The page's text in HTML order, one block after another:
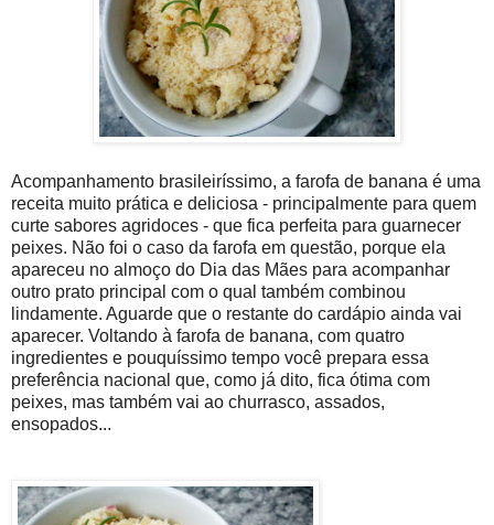
Acompanhamento brasileiríssimo, a farofa de banana é uma
receita muito prática e deliciosa - principalmente para quem
curte sabores agridoces - que fica perfeita para guarnecer
peixes. Não foi o caso da farofa em questão, porque ela
apareceu no almoço do Dia das Mães para acompanhar
outro prato principal com o qual também combinou
lindamente. Aguarde que o restante do cardápio ainda vai
aparecer. Voltando à farofa de banana, com quatro
ingredientes e pouquíssimo tempo você prepara essa
preferência nacional que, como já dito, fica ótima com
peixes, mas também vai ao churrasco, assados,
ensopados...